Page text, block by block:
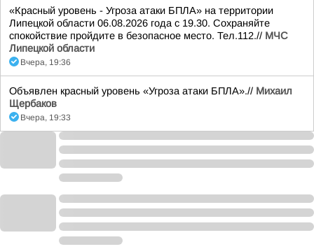
«Красный уровень - Угроза атаки БПЛА» на территории
Липецкой области 06.08.2026 года с 19.30. Сохраняйте
спокойствие пройдите в безопасное место. Тел.112.// МЧС
Липецкой области
Вчера, 19:36
Объявлен красный уровень «Угроза атаки БПЛА».// Михаил
Щербаков
Вчера, 19:33